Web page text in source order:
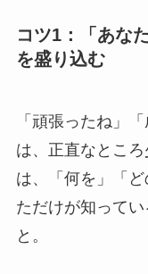
コツ1：「あな
を盛り込む
「頑張ったね」
は、正直なとこ
は、「何を」「
ただけが知って
と。